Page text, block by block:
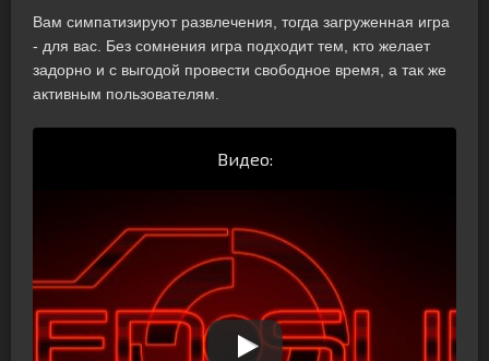
Вам симпатизируют развлечения, тогда загруженная игра
- для вас. Без сомнения игра подходит тем, кто желает
задорно и с выгодой провести свободное время, а так же
активным пользователям.
Видео: